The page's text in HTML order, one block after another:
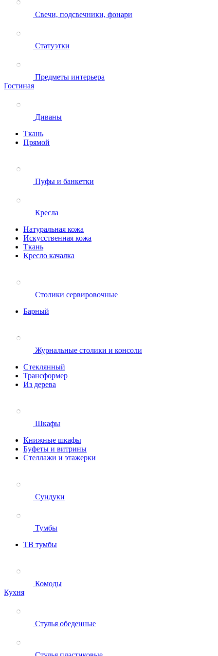
Свечи, подсвечники, фонари
Статуэтки
Предметы интерьера
Гостиная
Диваны
Ткань
Прямой
Пуфы и банкетки
Кресла
Натуральная кожа
Искусственная кожа
Ткань
Кресло качалка
Столики сервировочные
Барный
Журнальные столики и консоли
Стеклянный
Трансформер
Из дерева
Шкафы
Книжные шкафы
Буфеты и витрины
Стеллажи и этажерки
Сундуки
Тумбы
ТВ тумбы
Комоды
Кухня
Стулья обеденные